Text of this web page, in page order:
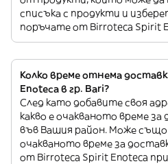
списъка с продукти и
поръчате от Birroteca Spirit
Колко време отнема
Enoteca в гр. Bari?
След като добавите своя
какво е очакваното време за
във Вашия район. Може
очакваното време за
от Birroteca Spirit Enoteca